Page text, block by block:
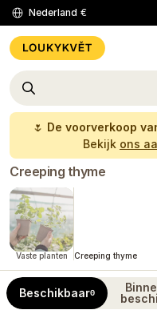
Nederland €
🌷 De voorverkoop
Bekijk ons
Creeping thyme
Vaste planten Creeping thyme
Beschikbaar0